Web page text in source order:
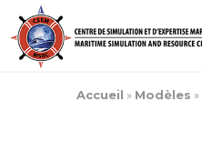
Accueil » Modèles »